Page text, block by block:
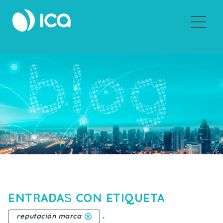
ENTRADAS CON ETIQUETA
reputación marca .